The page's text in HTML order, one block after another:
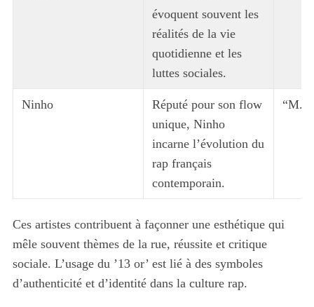
évoquent souvent les
réalités de la vie
quotidienne et les
luttes sociales.
Ninho
Réputé pour son flow
unique, Ninho
incarne l’évolution du
rap français
contemporain.
Ces artistes contribuent à façonner une esthétique qui
mêle souvent thèmes de la rue, réussite et critique
sociale. L’usage du ’13 or’ est lié à des symboles
d’authenticité et d’identité dans la culture rap.